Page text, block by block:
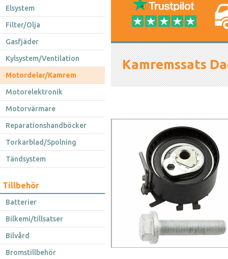
Elsystem
Filter/Olja
Gasfjäder
Kylsystem/Ventilation
Motordelar/Kamrem
Motorelektronik
Motorvärmare
Reparationshandböcker
Torkarblad/Spolning
Tändsystem
Tillbehör
Batterier
Bilkemi/tillsatser
Bilvård
Bromstillbehör
Kamremssats